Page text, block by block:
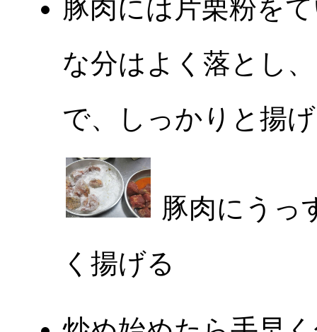
豚肉には片栗粉を
な分はよく落とし
で、しっかりと揚
豚肉にうっ
く揚げる